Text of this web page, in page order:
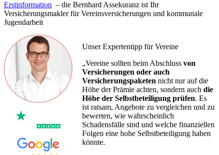
Erstinformation – die Bernhard Assekuranz ist Ihr
Versicherungsmakler für Vereinsversicherungen und kommunale
Jugendarbeit
Unser Expertentipp für Vereine
„Vereine sollten beim Abschluss von
Versicherungen oder auch
Versicherungspaketen nicht nur auf die
Höhe der Prämie achten, sondern auch die
Höhe der Selbstbeteiligung prüfen. Es
ist ratsam, Angebote zu vergleichen und zu
bewerten, wie wahrscheinlich
Schadensfälle sind und welche finanziellen
Folgen eine hohe Selbstbeteiligung haben
könnte.